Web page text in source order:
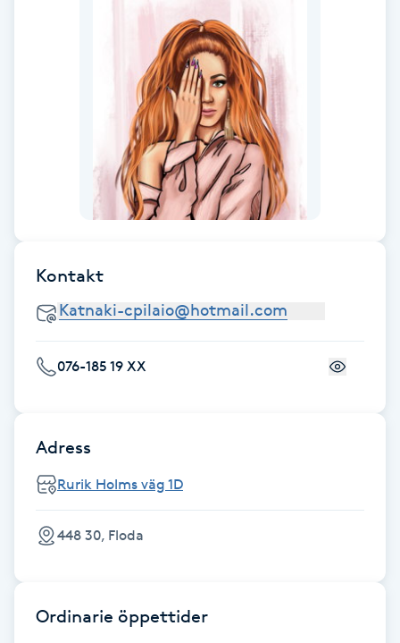
Fransborttagning
Fransfärgning
Fransförlängning
Fransförlängning Megavolym
Fransförlängning Volym
Fransk manikyr
Friskvårdsmassage
Kontakt
076-185 19 XX
Adress
Rurik Holms väg 1D
448 30, Floda
Ordinarie öppettider